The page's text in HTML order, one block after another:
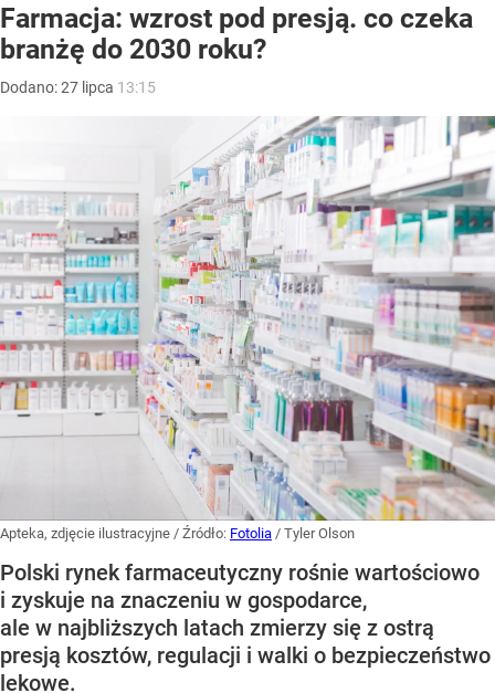
Farmacja: wzrost pod presją. co czeka
branżę do 2030 roku?
Dodano:27 lipca 13:15
Apteka, zdjęcie ilustracyjne / Źródło: Fotolia / Tyler Olson
Polski rynek farmaceutyczny rośnie wartościowo
i zyskuje na znaczeniu w gospodarce,
ale w najbliższych latach zmierzy się z ostrą
presją kosztów, regulacji i walki o bezpieczeństwo
lekowe.